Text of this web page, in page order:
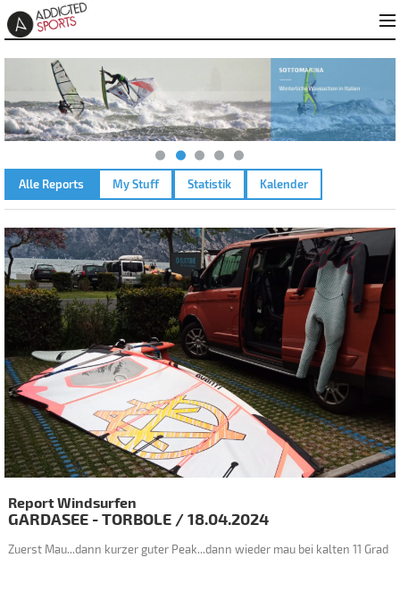
Alle Reports My Stuff Statistik Kalender
GARDASEE - TORBOLE – 18.04.2024
Report Windsurfen
GARDASEE - TORBOLE /18.04.2024
Zuerst Mau...dann kurzer guter Peak...dann wieder mau bei kalten 11 Grad